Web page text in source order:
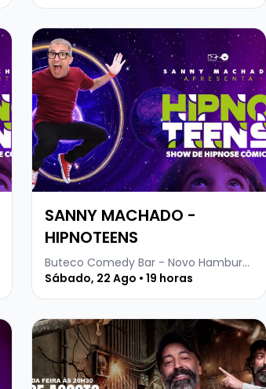
Veja mais sobre SANNY MACHADO -
SANNY MACHADO -
HIPNOTEENS
Buteco Comedy Bar - Novo Hamburgo
Sábado, 22 Ago • 19 horas
SOLOVeja mais sobre CRIS PEREIRA -